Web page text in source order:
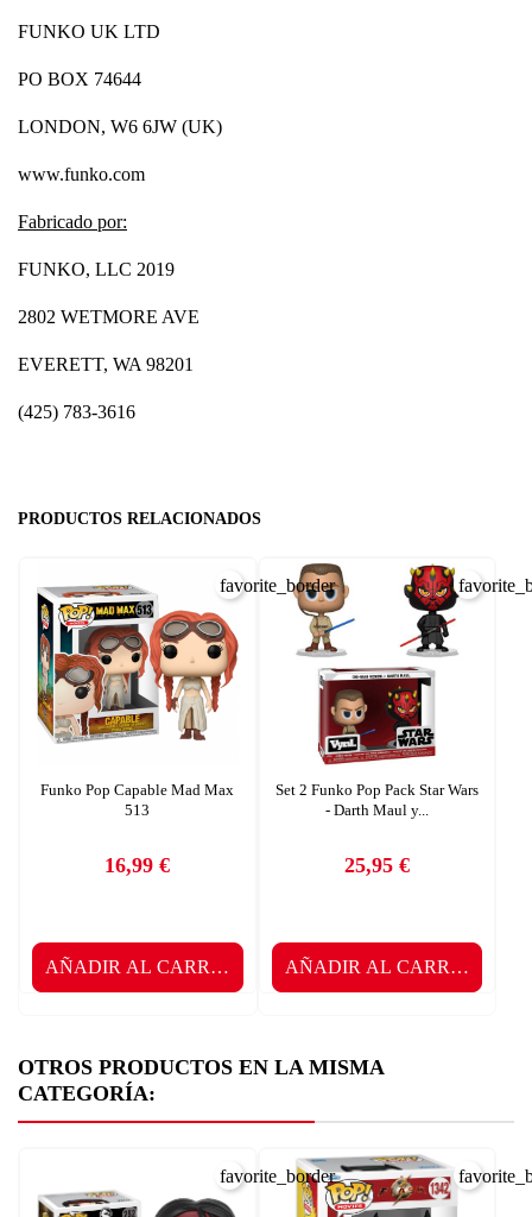
FUNKO UK LTD
PO BOX 74644
LONDON, W6 6JW (UK)
www.funko.com
Fabricado por:
FUNKO, LLC 2019
2802 WETMORE AVE
EVERETT, WA 98201
(425) 783-3616
PRODUCTOS RELACIONADOS
Funko Pop Capable Mad Max
513
Precio
16,99 €
AÑADIR AL CARRITO
favorite_border
Set 2 Funko Pop Pack Star Wars
- Darth Maul y...
Precio
25,95 €
AÑADIR AL CARRITO
OTROS PRODUCTOS EN LA MISMA
CATEGORÍA:
favorite_border